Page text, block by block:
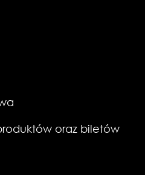
oraz biletów